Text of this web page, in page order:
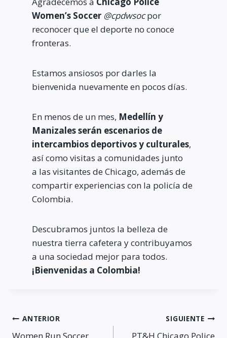
Women’s Soccer @cpdwsocpor
reconocer que el deporte no conoce
fronteras.
Estamos ansiosos por darles la
bienvenida nuevamente en pocos días.
En menos de un mes, Medellín y
Manizales serán escenarios de
intercambios deportivos y culturales,
así como visitas a comunidades junto
a las visitantes de Chicago, además de
compartir experiencias con la policía de
Colombia.
Descubramos juntos la belleza de
nuestra tierra cafetera y contribuyamos
a una sociedad mejor para todos.
¡Bienvenidas a Colombia!
Navegación
ANTERIOR SIGUIENTE